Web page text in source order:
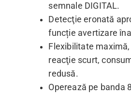
semnale DIGITAL.
Detecţie eronată
funcție avertizare
Flexibilitate
reacţie scurt,
redusă.
Operează pe banda